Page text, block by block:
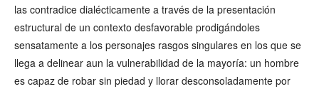
las contradice dialécticamente a través de la presentación
estructural de un contexto desfavorable prodigándoles
sensatamente a los personajes rasgos singulares en los que se
llega a delinear aun la vulnerabilidad de la mayoría: un hombre
es capaz de robar sin piedad y llorar desconsoladamente por